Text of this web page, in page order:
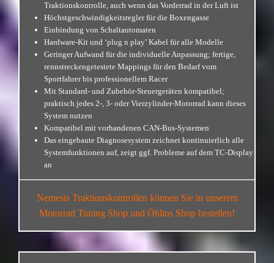
Traktionskontrolle, auch wenn das Vorderrad in der Luft ist
Höchstgeschwindigkeitsregler für die Boxengasse
Einbindung von Schaltautomaten
Hardware-Kit und ‘plug n play’ Kabel für alle Modelle
Geringer Aufwand für die individuelle Anpassung; fertige,
rennstreckengetestete Mappings für den Bedarf vom
Sportfahrer bis professionellem Racer
Mit Standard- und Zubehör-Steuergeräten kompatibel;
praktisch jedes 2-, 3- oder Vierzylinder-Motorrad kann dieses
System nutzen
Kompatibel mit vorhandenen CAN-Bus-Systemen
Das eingebaute Diagnosesystem zeichnet kontinuierlich alle
Systemfunktionen auf, zeigt ggf. Probleme auf dem TC-Display
an
Nemesis Traktionskontrollen können Sie in unserem
Motorrad Tuning Shop und Öhlins Shop bestellen!